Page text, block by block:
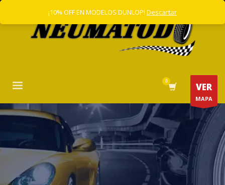
VER
MAPA
¡10% OFF EN MODELOS DUNLOP! Descartar